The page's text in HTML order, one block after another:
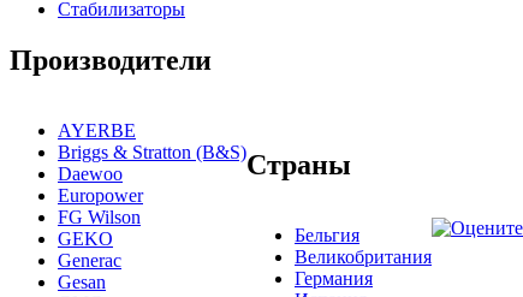
Стабилизаторы
Производители
AYERBE
Briggs & Stratton (B&S)
Daewoo
Europower
FG Wilson
GEKO
Generac
Gesan
Страны
Бельгия
Великобритания
Германия